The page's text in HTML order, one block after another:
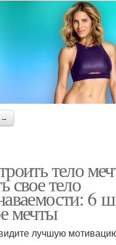
→
тело
свое тело
6
мечты
лучшую